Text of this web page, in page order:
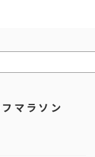
マラソン